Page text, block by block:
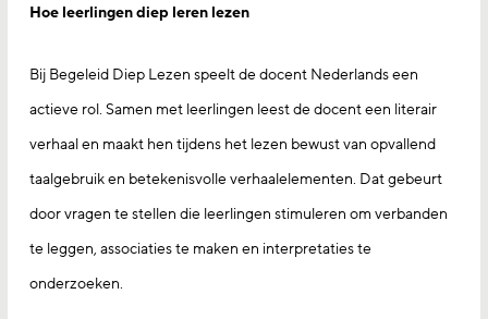
Hoe leerlingen diep leren lezen
Bij Begeleid Diep Lezen speelt de docent Nederlands een
actieve rol. Samen met leerlingen leest de docent een literair
verhaal en maakt hen tijdens het lezen bewust van opvallend
taalgebruik en betekenisvolle verhaalelementen. Dat gebeurt
door vragen te stellen die leerlingen stimuleren om verbanden
te leggen, associaties te maken en interpretaties te
onderzoeken.